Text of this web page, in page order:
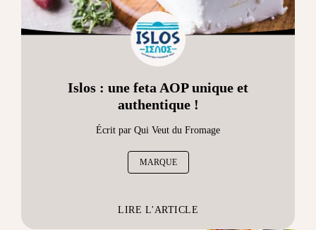
Islos : une feta AOP unique et
authentique !
Écrit par Qui Veut du Fromage
MARQUE
LIRE L'ARTICLE